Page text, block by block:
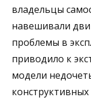
владельцы
навешивали
проблемы в
приводило к
модели